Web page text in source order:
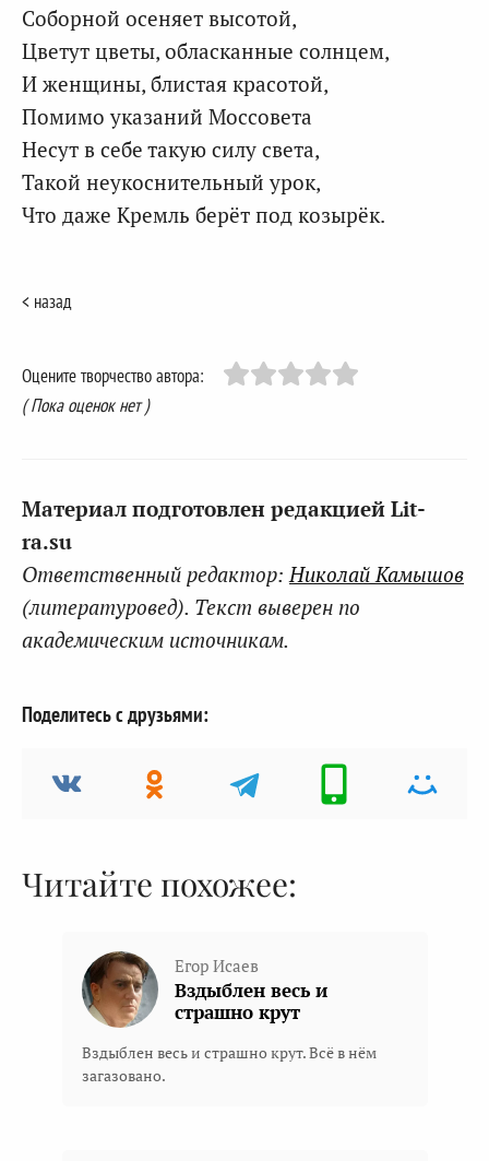
Соборной осеняет высотой,
Цветут цветы, обласканные солнцем,
И женщины, блистая красотой,
Помимо указаний Моссовета
Несут в себе такую силу света,
Такой неукоснительный урок,
Что даже Кремль берёт под козырёк.
< назад
Оцените творчество автора:
( Пока оценок нет )
Материал подготовлен редакцией Lit-
ra.su
Ответственный редактор: Николай Камышов
(литературовед). Текст выверен по
академическим источникам.
Поделитесь с друзьями:
Читайте похожее:
Егор Исаев
Вздыблен весь и
страшно крут
Вздыблен весь и страшно крут. Всё в нём
загазовано.